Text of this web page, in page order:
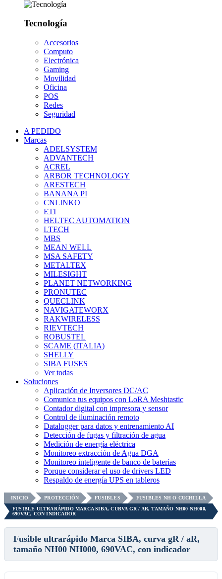
Tecnología
Accesorios
Computo
Electrónica
Gaming
Movilidad
Oficina
POS
Redes
Seguridad
A PEDIDO
Marcas
ADELSYSTEM
ADVANTECH
ACREL
ARBOR TECHNOLOGY
ARESTECH
BANANA PI
CNLINKO
ETI
HELTEC AUTOMATION
LTECH
MBS
MEAN WELL
MSA SAFETY
METALTEX
MILESIGHT
PLANET NETWORKING
PRONUTEC
QUECLINK
NAVIGATEWORX
RAKWIRELESS
RIEVTECH
ROBUSTEL
SCAME (ITALIA)
SHELLY
SIBA FUSES
Ver todas
Soluciones
Aplicación de Inversores DC/AC
Comunica tus equipos con LoRA Meshtastic
Contador digital con impresora y sensor
Control de iluminación remoto
Datalogger para datos y entrenamiento AI
Detección de fugas y filtración de agua
Medición de energía eléctrica
Monitoreo extracción de Agua DGA
Monitoreo inteligente de banco de baterías
Porque considerar el uso de drivers LED
Respaldo de energía UPS en tableros
INICIO PROTECCIÓN FUSIBLES
FUSIBLES NH O CUCHILLA
FUSIBLE ULTRARÁPIDO MARCA SIBA, CURVA GR / AR, TAMAÑO NH00 NH000,
690VAC, CON INDICADOR
Fusible ultrarápido Marca SIBA, curva gR / aR,
tamaño NH00 NH000, 690VAC, con indicador